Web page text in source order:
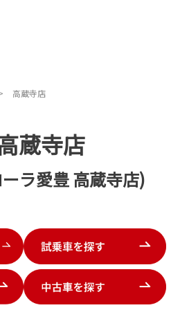
高蔵寺店
蔵寺店
ラ愛豊 高蔵寺店)